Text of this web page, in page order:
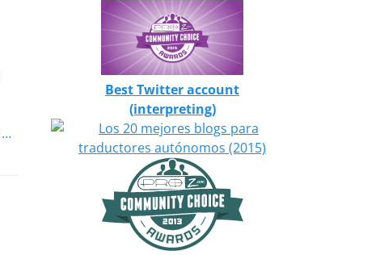
…
Best Twitter account
(interpreting)